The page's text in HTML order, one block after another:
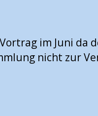
im Juni da
nicht zur